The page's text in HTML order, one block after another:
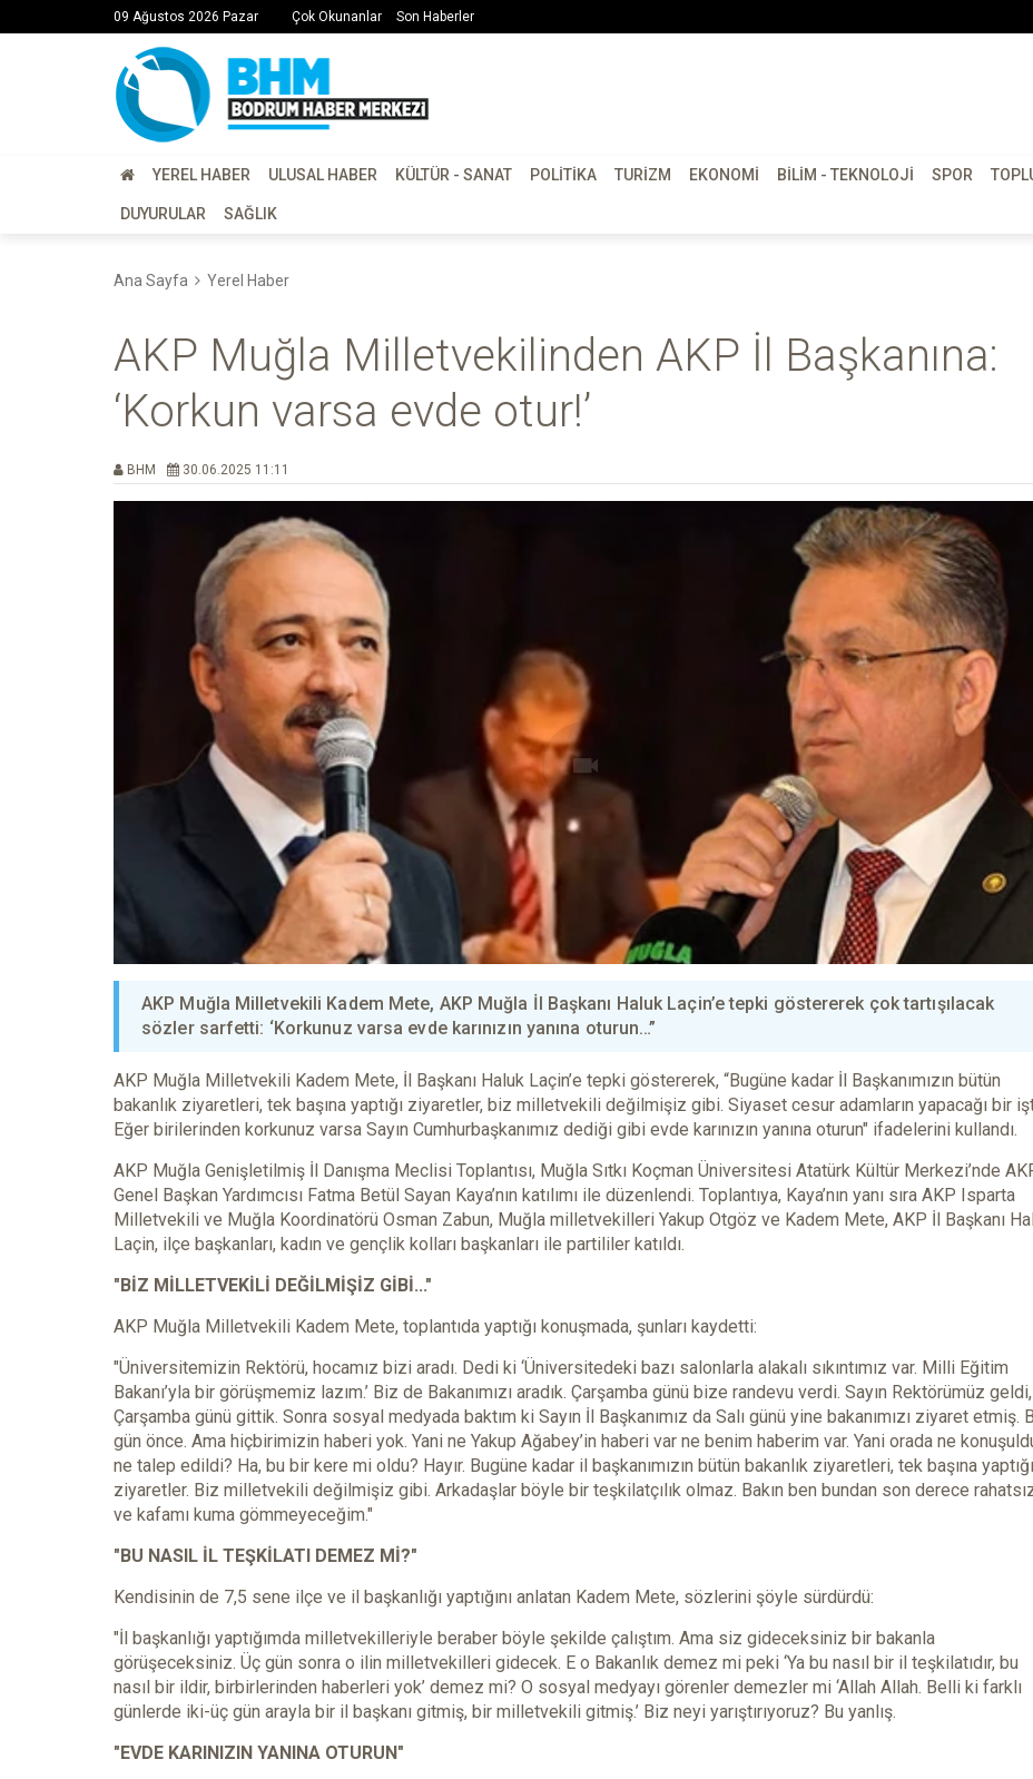
09 Ağustos 2026 Pazar Çok Okunanlar Son Haberler
YEREL HABER ULUSAL HABER KÜLTÜR - SANAT POLITIKA TURIZM EKONOMI BILIM - TEKNOLOJI SPOR
DUYURULAR SAĞLIK
Ana Sayfa Yerel Haber
AKP Muğla Milletvekilinden AKP İl Başkanına:
‘Korkun varsa evde otur!’
BHM 30.06.2025 11:11
AKP Muğla Milletvekili Kadem Mete, AKP Muğla İl Başkanı Haluk Laçin’e tepki göstererek çok tartışılacak
sözler sarfetti: ‘Korkunuz varsa evde karınızın yanına oturun…”
AKP Muğla Milletvekili Kadem Mete, İl Başkanı Haluk Laçin’e tepki göstererek, “Bugüne kadar İl Başkanımızın bütün
bakanlık ziyaretleri, tek başına yaptığı ziyaretler, biz milletvekili değilmişiz gibi. Siyaset cesur adamların yapacağı bir
Eğer birilerinden korkunuz varsa Sayın Cumhurbaşkanımız dediği gibi evde karınızın yanına oturun" ifadelerini kullandı.
AKP Muğla Genişletilmiş İl Danışma Meclisi Toplantısı, Muğla Sıtkı Koçman Üniversitesi Atatürk Kültür Merkezi’nde
Genel Başkan Yardımcısı Fatma Betül Sayan Kaya’nın katılımı ile düzenlendi. Toplantıya, Kaya’nın yanı sıra AKP Isparta
Milletvekili ve Muğla Koordinatörü Osman Zabun, Muğla milletvekilleri Yakup Otgöz ve Kadem Mete, AKP İl Başkanı
Laçin, ilçe başkanları, kadın ve gençlik kolları başkanları ile partililer katıldı.
"BİZ MİLLETVEKİLİ DEĞİLMİŞİZ GİBİ..."
AKP Muğla Milletvekili Kadem Mete, toplantıda yaptığı konuşmada, şunları kaydetti:
"Üniversitemizin Rektörü, hocamız bizi aradı. Dedi ki ‘Üniversitedeki bazı salonlarla alakalı sıkıntımız var. Milli Eğitim
Bakanı’yla bir görüşmemiz lazım.’ Biz de Bakanımızı aradık. Çarşamba günü bize randevu verdi. Sayın Rektörümüz geldi,
Çarşamba günü gittik. Sonra sosyal medyada baktım ki Sayın İl Başkanımız da Salı günü yine bakanımızı ziyaret etmiş.
gün önce. Ama hiçbirimizin haberi yok. Yani ne Yakup Ağabey’in haberi var ne benim haberim var. Yani orada ne
ne talep edildi? Ha, bu bir kere mi oldu? Hayır. Bugüne kadar il başkanımızın bütün bakanlık ziyaretleri, tek başına yaptığı
ziyaretler. Biz milletvekili değilmişiz gibi. Arkadaşlar böyle bir teşkilatçılık olmaz. Bakın ben bundan son derece
ve kafamı kuma gömmeyeceğim."
"BU NASIL İL TEŞKİLATI DEMEZ Mİ?"
Kendisinin de 7,5 sene ilçe ve il başkanlığı yaptığını anlatan Kadem Mete, sözlerini şöyle sürdürdü:
"İl başkanlığı yaptığımda milletvekilleriyle beraber böyle şekilde çalıştım. Ama siz gideceksiniz bir bakanla
görüşeceksiniz. Üç gün sonra o ilin milletvekilleri gidecek. E o Bakanlık demez mi peki ‘Ya bu nasıl bir il teşkilatıdır, bu
nasıl bir ildir, birbirlerinden haberleri yok’ demez mi? O sosyal medyayı görenler demezler mi ‘Allah Allah. Belli ki farklı
günlerde iki-üç gün arayla bir il başkanı gitmiş, bir milletvekili gitmiş.’ Biz neyi yarıştırıyoruz? Bu yanlış.
"EVDE KARINIZIN YANINA OTURUN"